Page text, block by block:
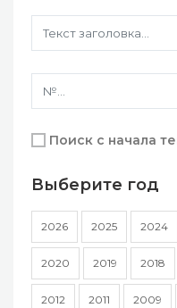
Поиск с начала
Выберите год
2026 2025 2024
2020 2019 2018
2012 2011 2009